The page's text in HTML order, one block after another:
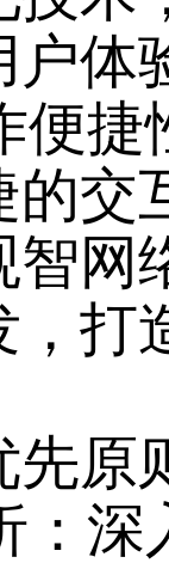
户体
便捷
的交
智网
，打
先原
：深